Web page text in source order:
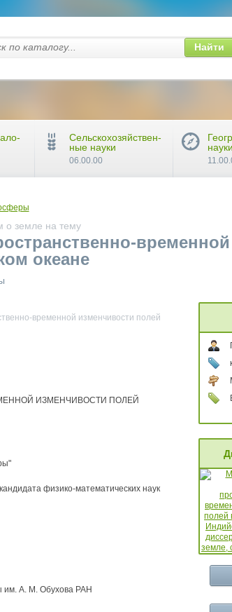
о земле на тему
океане
временной изменчивости полей
ИЗМЕНЧИВОСТИ ПОЛЕЙ
физико-математических наук
им. А. М. Обухова РАН
Найти
Сельскохозяйствен-
ные науки
06.00.00
науки